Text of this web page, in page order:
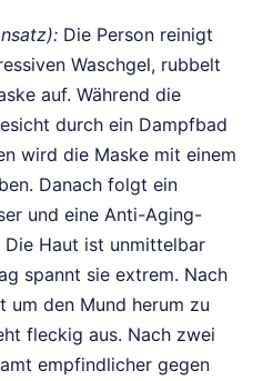
Die Person reinigt
Waschgel, rubbelt
auf. Während die
durch ein Dampfbad
wird die Maske mit einem
Danach folgt ein
und eine Anti-Aging-
Die Haut ist unmittelbar
spannt sie extrem. Nach
um den Mund herum zu
fleckig aus. Nach zwei
empfindlicher gegen